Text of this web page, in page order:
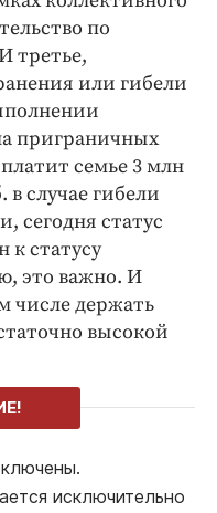
по
третье,
или гибели
приграничных
семье 3 млн
в случае гибели
сегодня статус
к статусу
это важно. И
числе держать
высокой
исключительно